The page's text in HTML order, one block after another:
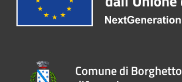
Comune di Borghetto